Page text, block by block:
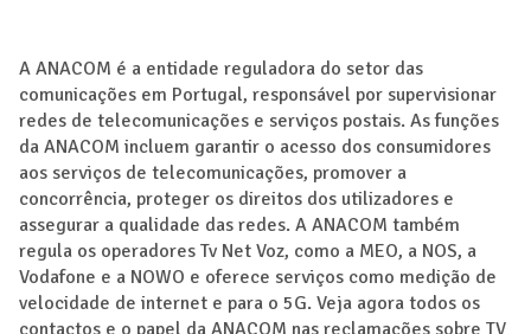
A ANACOM é a entidade reguladora do setor das
comunicações em Portugal, responsável por supervisionar
redes de telecomunicações e serviços postais. As funções
da ANACOM incluem garantir o acesso dos consumidores
aos serviços de telecomunicações, promover a
concorrência, proteger os direitos dos utilizadores e
assegurar a qualidade das redes. A ANACOM também
regula os operadores Tv Net Voz, como a MEO, a NOS, a
Vodafone e a NOWO e oferece serviços como medição de
velocidade de internet e para o 5G. Veja agora todos os
contactos e o papel da ANACOM nas reclamações sobre TV